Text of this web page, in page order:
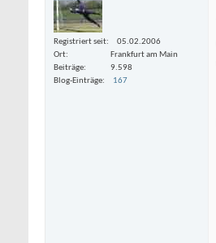
Registriert seit
05.02.2006
Ort
Frankfurt am Main
Beiträge
9.598
Blog-Einträge
167